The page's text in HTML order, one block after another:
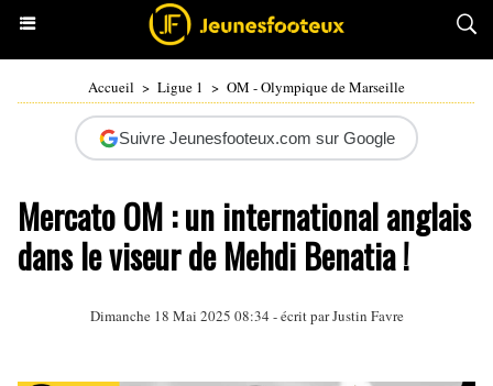
Accueil > Ligue 1 > OM - Olympique de Marseille
Suivre Jeunesfooteux.com sur Google
Mercato OM : un international anglais
dans le viseur de Mehdi Benatia !
Dimanche 18 Mai 2025 08:34 - écrit parJustin Favre